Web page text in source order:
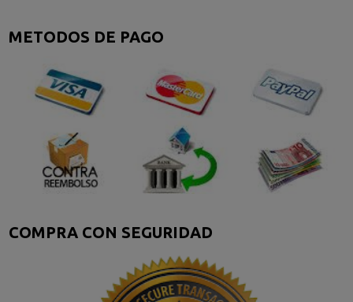
METODOS DE PAGO
COMPRA CON SEGURIDAD